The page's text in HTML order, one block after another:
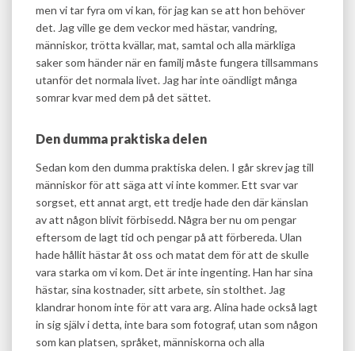
men vi tar fyra om vi kan, för jag kan se att hon behöver
det. Jag ville ge dem veckor med hästar, vandring,
människor, trötta kvällar, mat, samtal och alla märkliga
saker som händer när en familj måste fungera tillsammans
utanför det normala livet. Jag har inte oändligt många
somrar kvar med dem på det sättet.
Den dumma praktiska delen
Sedan kom den dumma praktiska delen. I går skrev jag till
människor för att säga att vi inte kommer. Ett svar var
sorgset, ett annat argt, ett tredje hade den där känslan
av att någon blivit förbisedd. Några ber nu om pengar
eftersom de lagt tid och pengar på att förbereda. Ulan
hade hållit hästar åt oss och matat dem för att de skulle
vara starka om vi kom. Det är inte ingenting. Han har sina
hästar, sina kostnader, sitt arbete, sin stolthet. Jag
klandrar honom inte för att vara arg. Alina hade också lagt
in sig själv i detta, inte bara som fotograf, utan som någon
som kan platsen, språket, människorna och alla